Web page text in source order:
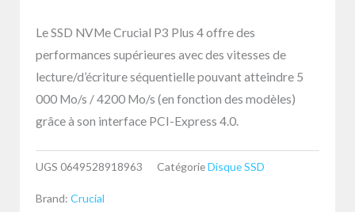
Le SSD NVMe Crucial P3 Plus 4 offre des
performances supérieures avec des vitesses de
lecture/d’écriture séquentielle pouvant atteindre 5
000 Mo/s / 4200 Mo/s (en fonction des modèles)
grâce à son interface PCI-Express 4.0.
UGS 0649528918963 CatégorieDisque SSD
Brand: Crucial